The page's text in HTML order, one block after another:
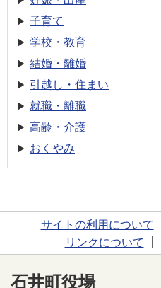
子育て
学校・教育
結婚・離婚
引越し・住まい
就職・離職
高齢・介護
おくやみ
サイトの利用について
リンクについて
石井町役場